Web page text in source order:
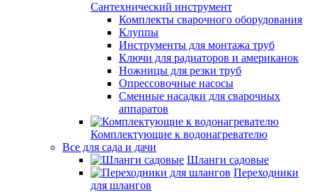
Сантехнический инструмент
Комплекты сварочного оборудования
Клуппы
Инструменты для монтажа труб
Ключи для радиаторов и американок
Ножницы для резки труб
Опрессовочные насосы
Сменные насадки для сварочных
аппаратов
Комплектующие к водонагревателю
Все для сада и дачи
Шланги садовые
Переходники
для шлангов